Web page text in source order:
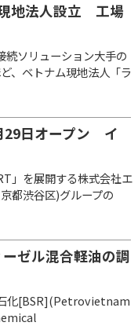
地法人設立 工場
ソリューション大手の
、ベトナム現地法人「ラ
29日オープン イ
」を展開する株式会社エ
都渋谷区)グループの
ゼル混合軽油の調
化[BSR](Petrovietnam